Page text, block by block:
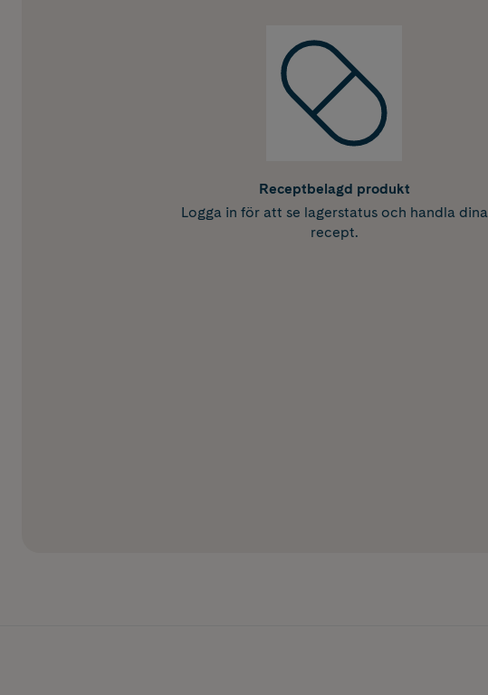
Receptbelagd produkt
Logga in för att se lagerstatus och handla dina
recept.